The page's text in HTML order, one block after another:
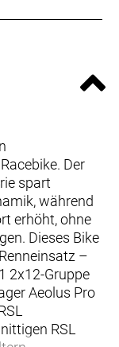
Der
spart
während
erhöht, ohne
Dieses Bike
–
2x12-Gruppe
Aeolus Pro
RSL